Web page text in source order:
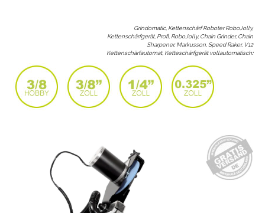
Grindomatic, Kettenschärf Roboter RoboJolly,
Kettenschärfgerät, Profi, RoboJolly, Chain Grinder, Chain
Sharpener, Markusson, Speed Raker, V12
Kettenschärfautomat, Ketteschärfgerät vollautomatisch: